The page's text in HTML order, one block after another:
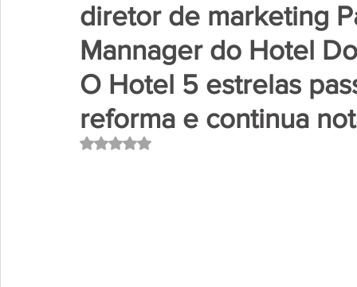
diretor de marketing
Mannager do Hotel
O Hotel 5 estrelas
reforma e continua
Avaliado com NaN de 5 estrelas.